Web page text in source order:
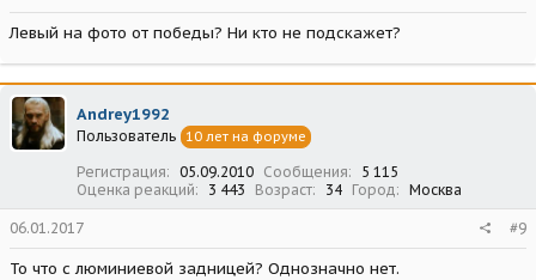
Левый на фото от победы? Ни кто не подскажет?
Andrey1992
Пользователь 10 лет на форуме
Регистрация 05.09.2010 Сообщения
5 115
Оценка реакций
3 443 Возраст 34 Город Москва
06.01.2017 #9
То что с люминиевой задницей? Однозначно нет.